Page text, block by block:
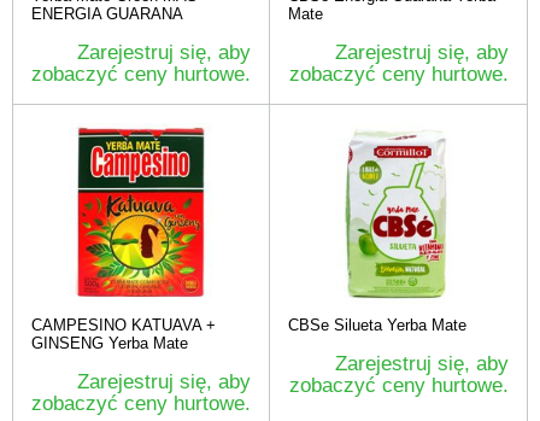
ENERGIA GUARANA
Zarejestruj się, aby
zobaczyć ceny hurtowe.
Mate
Zarejestruj się, aby
zobaczyć ceny hurtowe.
CAMPESINO KATUAVA +
GINSENG Yerba Mate
Zarejestruj się, aby
zobaczyć ceny hurtowe.
CBSe Silueta Yerba Mate
Zarejestruj się, aby
zobaczyć ceny hurtowe.